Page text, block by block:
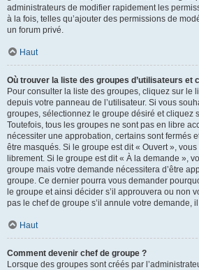
administrateurs de modifier rapidement les
à la fois, telles qu’ajouter des permissions de
un forum privé.
Haut
Où trouver la liste des groupes d’utilisateurs et
Pour consulter la liste des groupes, cliquez sur le
depuis votre panneau de l’utilisateur. Si vous
groupes, sélectionnez le groupe désiré et cliquez
Toutefois, tous les groupes ne sont pas en libre
nécessiter une approbation, certains sont fermés
être masqués. Si le groupe est dit « Ouvert »,
librement. Si le groupe est dit « À la demande »,
groupe mais votre demande nécessitera d’être
groupe. Ce dernier pourra vous demander
le groupe et ainsi décider s’il approuvera ou non
pas le chef de groupe s’il annule votre demande,
Haut
Comment devenir chef de groupe ?
Lorsque des groupes sont créés par